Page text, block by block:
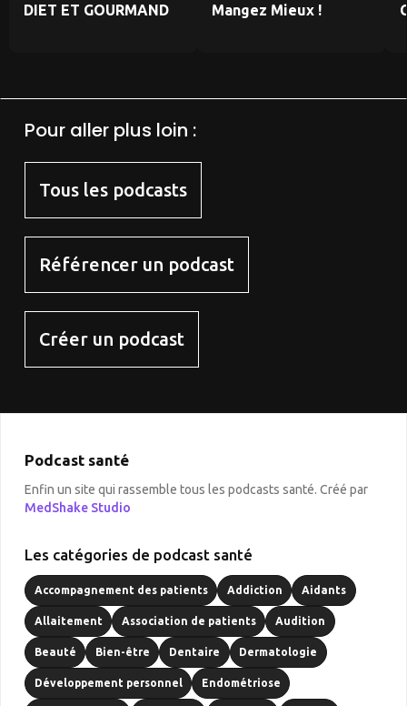
DIET ET GOURMAND Mangez Mieux !
Pour aller plus loin :
Tous les podcasts
Référencer un podcast
Créer un podcast
Podcast santé
Enfin un site qui rassemble tous les podcasts santé. Créé par
MedShake Studio
Les catégories de podcast santé
Accompagnement des patients Addiction Aidants
Allaitement Association de patients Audition
Beauté Bien-être Dentaire Dermatologie
Développement personnel Endométriose